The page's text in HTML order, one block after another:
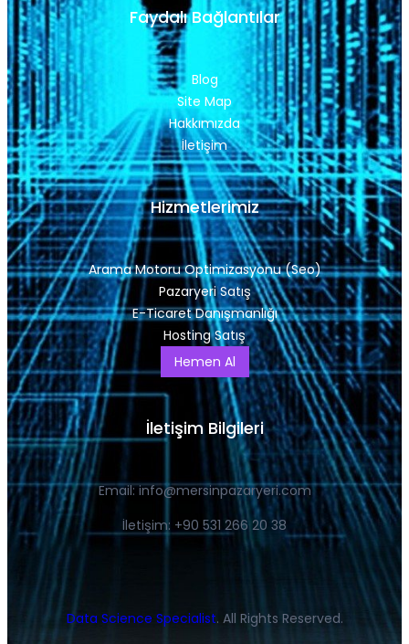
Faydalı Bağlantılar
Blog
Site Map
Hakkımızda
İletişim
Hizmetlerimiz
Arama Motoru Optimizasyonu (Seo)
Pazaryeri Satış
E-Ticaret Danışmanlığı
Hosting Satış
Hemen Al
İletişim Bilgileri
Email:info@mersinpazaryeri.com
İletişim: +90 531 266 20 38
Data Science Specialist. All Rights Reserved.